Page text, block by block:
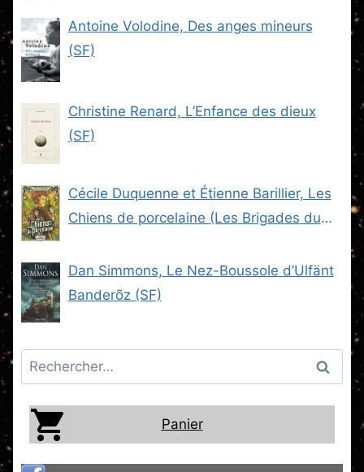
Antoine Volodine, Des anges mineurs
(SF)
Christine Renard, L’Enfance des dieux
(SF)
Cécile Duquenne et Étienne Barillier, Les
Chiens de porcelaine (Les Brigades du
Dan Simmons, Le Nez-Boussole d’Ulfänt
Banderõz (SF)
Rechercher :
Panier